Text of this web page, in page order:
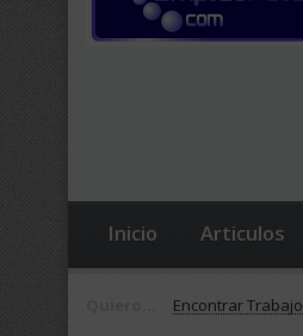
Inicio Articulos
Encontrar Trabajo